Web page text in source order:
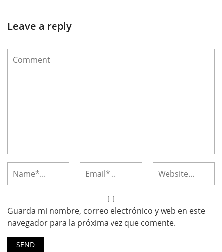
Leave a reply
Guarda mi nombre, correo electrónico y web en este
navegador para la próxima vez que comente.